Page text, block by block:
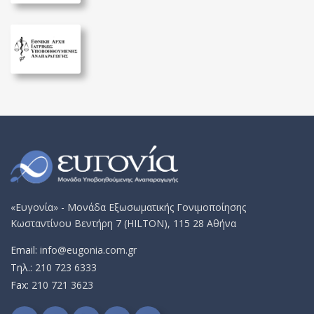
«Ευγονία» - Μονάδα Εξωσωματικής Γονιμοποίησης
Κωσταντίνου Βεντήρη 7 (HILTON), 115 28 Αθήνα
Email: info@eugonia.com.gr
Τηλ.: 210 723 6333
Fax: 210 721 3623